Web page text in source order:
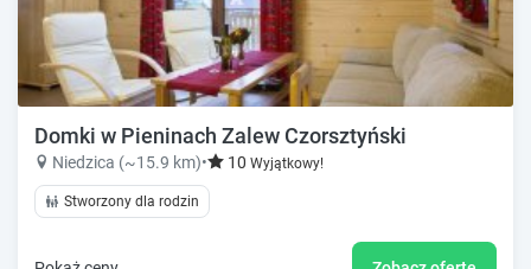
Domki w Pieninach Zalew Czorsztyński
Niedzica (~15.9 km)• 10 Wyjątkowy!
Stworzony dla rodzin